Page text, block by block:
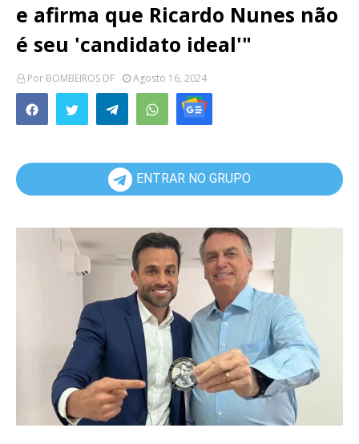
e afirma que Ricardo Nunes não
é seu 'candidato ideal'"
Por BOMBEIROS DF Agosto 16, 2024
ENTRAR NO GRUPO